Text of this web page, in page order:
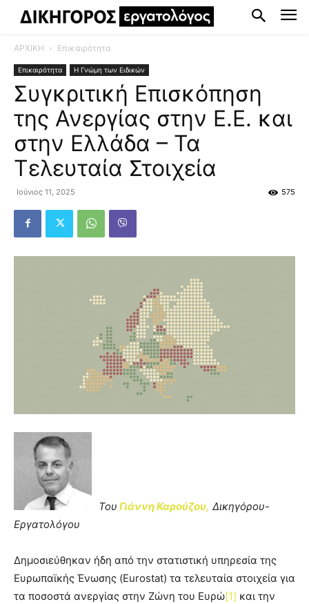
ΑΡΧΙΚΗ Επικαιρότητα
Επικαιρότητα Η Γνώμη των Ειδικών
Συγκριτική Επισκόπηση
της Ανεργίας στην Ε.Ε. και
στην Ελλάδα – Τα
Τελευταία Στοιχεία
Ιούνιος 11, 2025 575
Του Γιάννη Καρούζου, Δικηγόρου-
Εργατολόγου
Δημοσιεύθηκαν ήδη από την στατιστική υπηρεσία της
Ευρωπαϊκής Ένωσης (Eurostat) τα τελευταία στοιχεία για
τα ποσοστά ανεργίας στην Ζώνη του Ευρώ[1] και την